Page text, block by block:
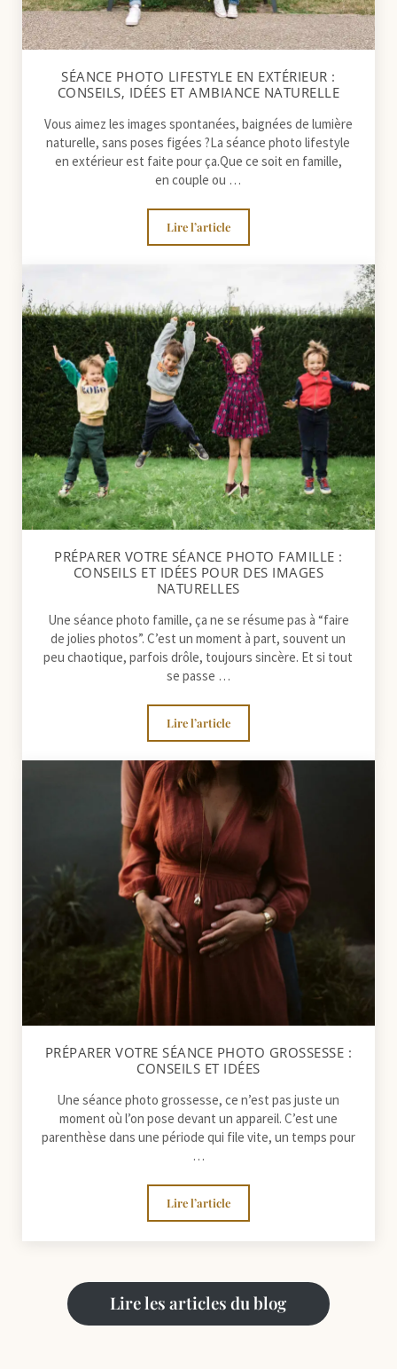
SÉANCE PHOTO LIFESTYLE EN EXTÉRIEUR :
CONSEILS, IDÉES ET AMBIANCE NATURELLE
Vous aimez les images spontanées, baignées de lumière
naturelle, sans poses figées ?La séance photo lifestyle
en extérieur est faite pour ça.Que ce soit en famille,
en couple ou …
Lire l’articleSéance photo lifestyle en extérieur :
PRÉPARER VOTRE SÉANCE PHOTO FAMILLE :
CONSEILS ET IDÉES POUR DES IMAGES
NATURELLES
Une séance photo famille, ça ne se résume pas à “faire
de jolies photos”. C’est un moment à part, souvent un
peu chaotique, parfois drôle, toujours sincère. Et si tout
se passe …
Lire l’articlePréparer votre séance photo famille :
PRÉPARER VOTRE SÉANCE PHOTO GROSSESSE :
CONSEILS ET IDÉES
Une séance photo grossesse, ce n’est pas juste un
moment où l’on pose devant un appareil. C’est une
parenthèse dans une période qui file vite, un temps pour
…
Lire l’articlePréparer votre séance photo
Lire les articles du blog